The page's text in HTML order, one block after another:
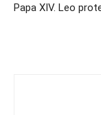
Papa XIV. Leo